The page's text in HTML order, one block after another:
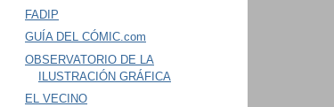
FADIP
GUÍA DEL CÓMIC.com
OBSERVATORIO DE LA
ILUSTRACIÓN GRÁFICA
EL VECINO